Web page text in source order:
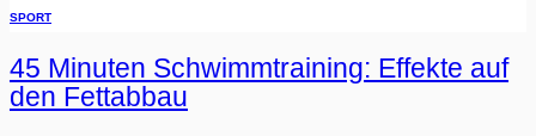
SPORT
45 Minuten Schwimmtraining: Effekte auf
den Fettabbau